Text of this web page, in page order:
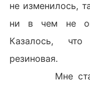
не изменилось,
ни в чем не
Казалось,
резиновая.
Мне